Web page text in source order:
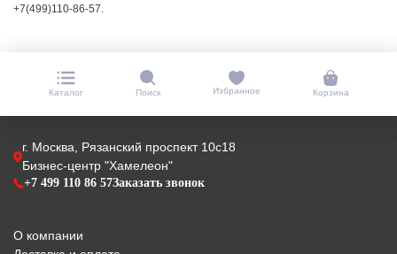
+7(499)110-86-57.
Каталог Поиск Избранное Корзина
г. Москва, Рязанский проспект 10с18
Бизнес-центр "Хамелеон"
+7 499 110 86 57Заказать звонок
О компании